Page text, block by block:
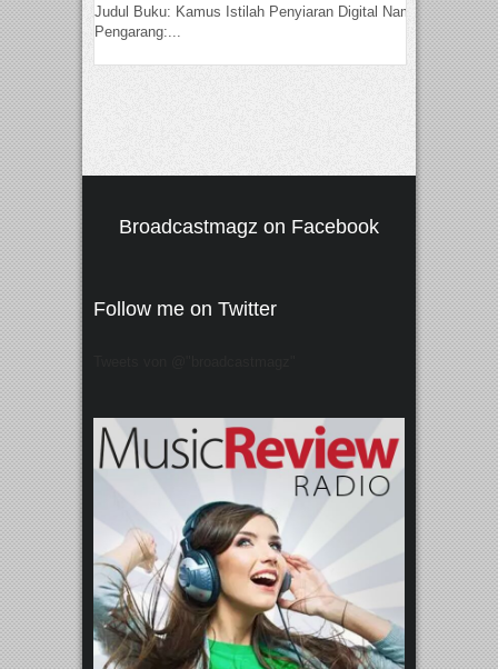
Judul Buku: Kamus Istilah Penyiaran Digital Nama
Pengarang:...
Broadcastmagz on Facebook
Follow me on Twitter